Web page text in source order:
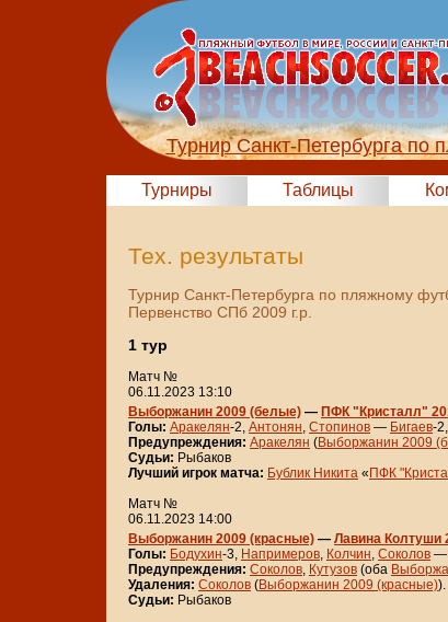
Турнир Санкт-Петербурга по
Турниры Таблицы
Тех. результаты
Турнир Санкт-Петербурга по пляжному
Первенство СПб 2009 г.р.
1 тур
Матч №
06.11.2023 13:10
Выборжанин 2009 (белые) — ПФК "Кристалл"
Голы: Аракелян-2, Антонян, Стопинов — Бигаев-2,
Предупреждения: Аракелян (Выборжанин 2009
Судьи: Рыбаков
Лучший игрок матча: Бублик Никита « ПФК
Матч №
06.11.2023 14:00
Выборжанин 2009 (красные) — Лавина Колтуши
Голы: Бодухин-3, Напримеров, Колчин, Соколов —
Предупреждения: Соколов, Кутузов (оба
Удаления: Соколов (Выборжанин 2009 (красные)).
Судьи: Рыбаков